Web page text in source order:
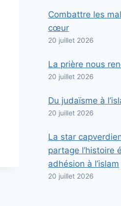
Combattre les
cœur
20 juillet 2026
La prière nous
20 juillet 2026
Du judaïsme à
20 juillet 2026
La star
partage l’histoire
adhésion à l’islam
20 juillet 2026